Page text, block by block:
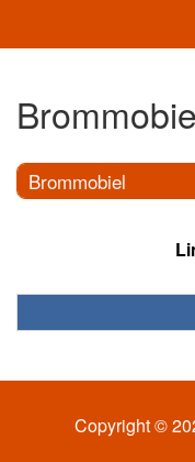
Brommobiel
Copyright ©